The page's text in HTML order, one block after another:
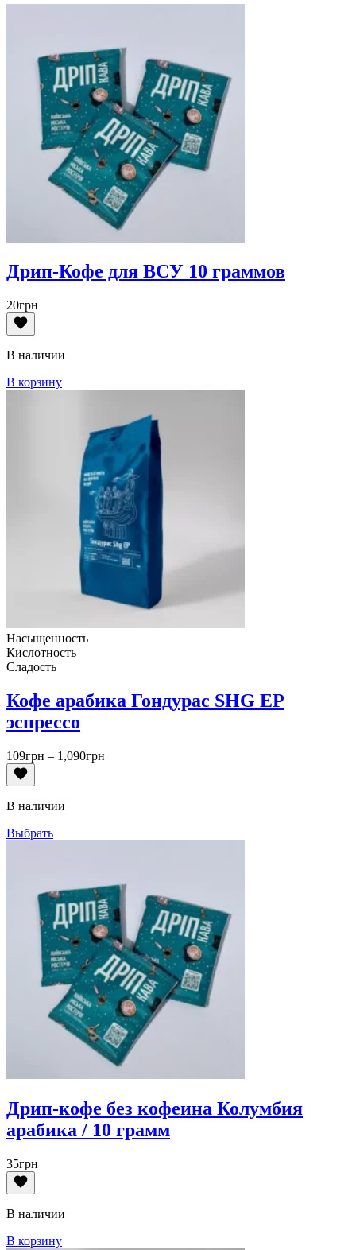
Дрип-Кофе для ВСУ 10 граммов
20грн
В наличии
В корзину
Насыщенность
Кислотность
Сладость
Кофе арабика Гондурас SHG EP
эспрессо
109грн – 1,090грн
В наличии
Выбрать
Дрип-кофе без кофеина Колумбия
арабика / 10 грамм
35грн
В наличии
В корзину